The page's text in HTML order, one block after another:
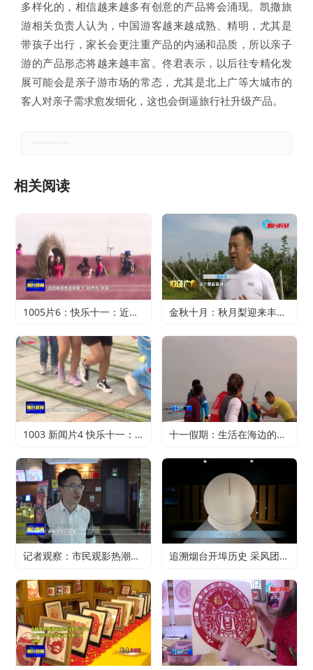
多样化的，相信越来越多有创意的产品将会涌现。凯撒旅
游相关负责人认为，中国游客越来越成熟、精明，尤其是
带孩子出行，家长会更注重产品的内涵和品质，所以亲子
游的产品形态将越来越丰富。佟君表示，以后往专精化发
展可能会是亲子游市场的常态，尤其是北上广等大城市的
客人对亲子需求愈发细化，这也会倒逼旅行社升级产品。
相关阅读
1005片6：快乐十一：近郊游火爆 家门口轻松过假期 金秋十月：秋月梨迎来丰收 农户赚得满心欢喜
1003 新闻片4 快乐十一：寻特色旅游 享精彩假期 十一假期：生活在海边的正确打开方式
记者观察：市民观影热潮升温 电影行业加快复苏 追溯烟台开埠历史 采风团走进烟台山开埠陈列馆